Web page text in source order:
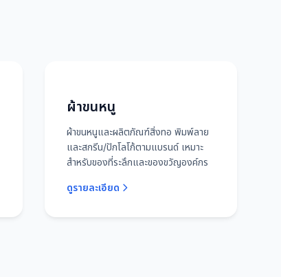
ผ้าขนหนู
ผ้าขนหนูและผลิตภัณฑ์สิ่งทอ พิมพ์ลาย
และสกรีน/ปักโลโก้ตามแบรนด์ เหมาะ
สำหรับของที่ระลึกและของขวัญองค์กร
ดูรายละเอียด